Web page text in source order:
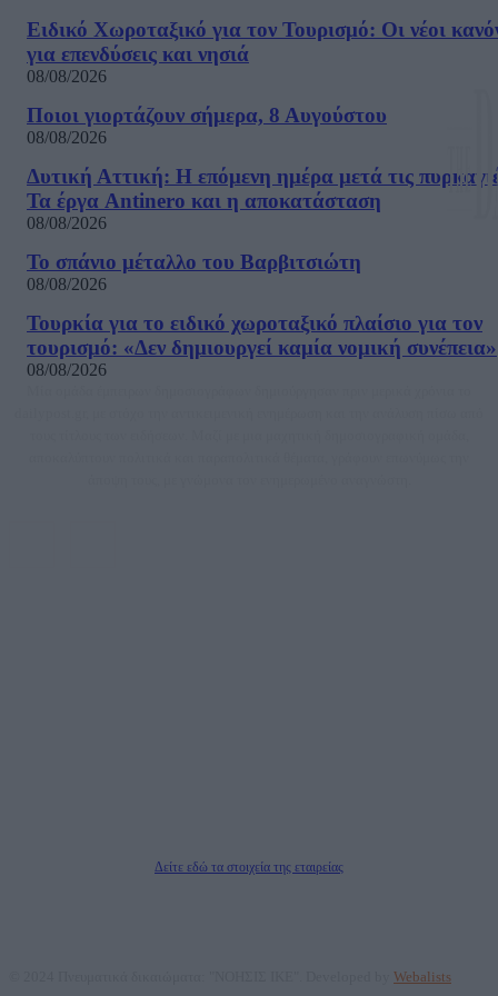
Ειδικό Χωροταξικό για τον Τουρισμό: Οι νέοι
για επενδύσεις και νησιά
08/08/2026
Ποιοι γιορτάζουν σήμερα, 8 Αυγούστου
08/08/2026
Δυτική Αττική: Η επόμενη ημέρα μετά τις
Τα έργα Antinero και η αποκατάσταση
08/08/2026
Το σπάνιο μέταλλο του Βαρβιτσιώτη
08/08/2026
Τουρκία για το ειδικό χωροταξικό πλαίσιο για τον
τουρισμό: «Δεν δημιουργεί καμία νομική συνέπεια»
08/08/2026
Δείτε εδώ τα στοιχεία της εταιρείας
Webalists